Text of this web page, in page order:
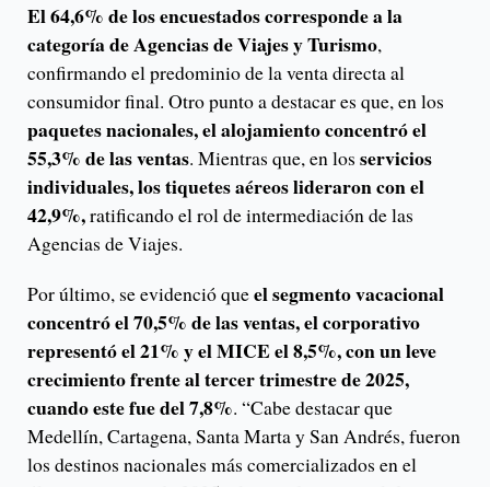
El 64,6% de los encuestados corresponde a la
categoría de Agencias de Viajes y Turismo,
confirmando el predominio de la venta directa al
consumidor final. Otro punto a destacar es que, en los
paquetes nacionales, el alojamiento concentró el
55,3% de las ventas. Mientras que, en los servicios
individuales, los tiquetes aéreos lideraron con el
42,9%,ratificando el rol de intermediación de las
Agencias de Viajes.
Por último, se evidenció queel segmento vacacional
concentró el 70,5% de las ventas, el corporativo
representó el 21% y el MICE el 8,5%, con un leve
crecimiento frente al tercer trimestre de 2025,
cuando este fue del 7,8%. “Cabe destacar que
Medellín, Cartagena, Santa Marta y San Andrés, fueron
los destinos nacionales más comercializados en el